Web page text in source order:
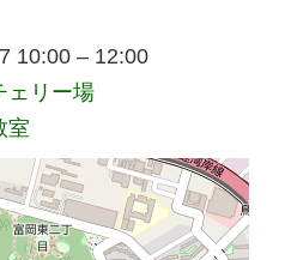
10:00 – 12:00
ェリー場
室